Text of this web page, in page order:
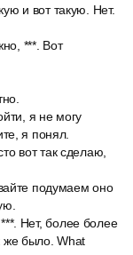
и вот такую. Нет.
***. Вот
я не могу
я понял.
вот так сделаю,
подумаем оно
Нет, более более
же было. What